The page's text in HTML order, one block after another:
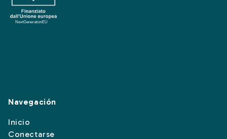
Navegación
Inicio
Conectarse